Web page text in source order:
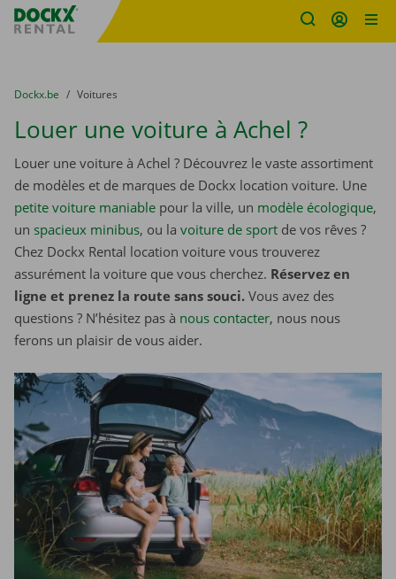
sitename
You are here:
du
Dockx.be to
Voitures
Louer une voiture à Achel ?
Louer une voiture à Achel ? Découvrez le vaste assortiment
de modèles et de marques de Dockx location voiture. Une
petite voiture maniable pour la ville, un modèle écologique,
un spacieux minibus, ou la voiture de sport de vos rêves ?
Chez Dockx Rental location voiture vous trouverez
assurément la voiture que vous cherchez. Réservez en
ligne et prenez la route sans souci. Vous avez des
questions ? N’hésitez pas à nous contacter, nous nous
ferons un plaisir de vous aider.